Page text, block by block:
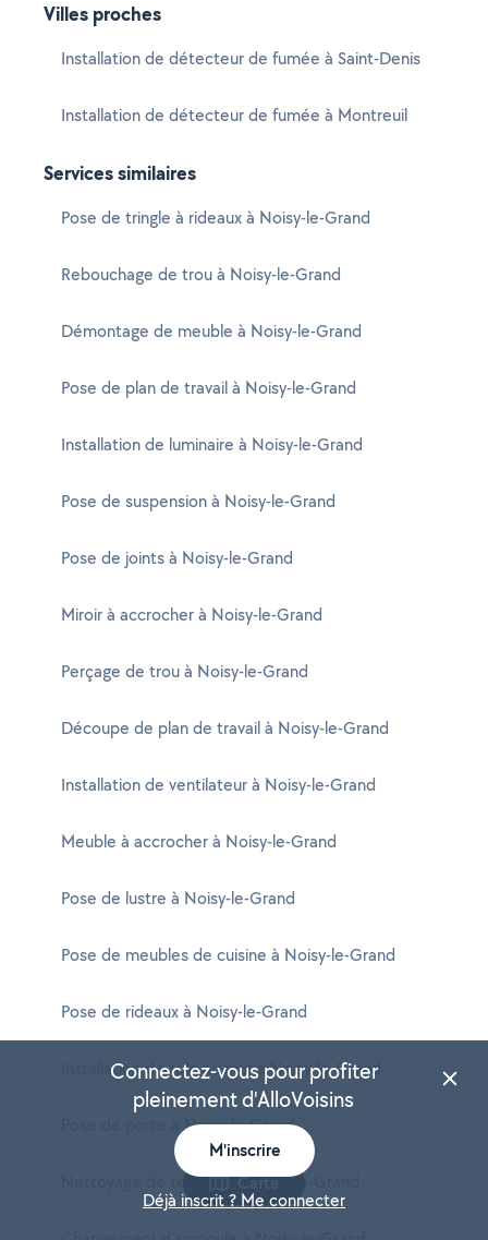
Villes proches
Installation de détecteur de fumée à Saint-Denis
Installation de détecteur de fumée à Montreuil
Services similaires
Pose de tringle à rideaux à Noisy-le-Grand
Rebouchage de trou à Noisy-le-Grand
Démontage de meuble à Noisy-le-Grand
Pose de plan de travail à Noisy-le-Grand
Installation de luminaire à Noisy-le-Grand
Pose de suspension à Noisy-le-Grand
Pose de joints à Noisy-le-Grand
Miroir à accrocher à Noisy-le-Grand
Perçage de trou à Noisy-le-Grand
Découpe de plan de travail à Noisy-le-Grand
Installation de ventilateur à Noisy-le-Grand
Meuble à accrocher à Noisy-le-Grand
Pose de lustre à Noisy-le-Grand
Pose de meubles de cuisine à Noisy-le-Grand
Pose de rideaux à Noisy-le-Grand
Installation de télé au mur à Noisy-le-Grand
Pose de porte à Noisy-le-Grand
Nettoyage de terrasse à Noisy-le-Grand
Carte
Connectez-vous pour profiter
pleinement d'AlloVoisins
M'inscrire
Déjà inscrit ? Me connecter